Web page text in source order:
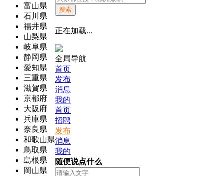
富山県
石川県
福井県
山梨県
岐阜県
静岡県
愛知県
三重県
滋賀県
京都府
大阪府
兵庫県
奈良県
和歌山県
鳥取県
島根県
岡山県
搜索
正在加载...
全局导航
首页
发布
消息
我的
首页
招聘
发布
消息
我的
随便说点什么